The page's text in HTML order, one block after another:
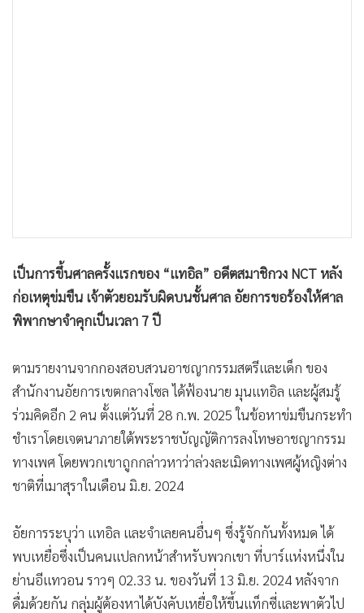
• Factcheck
• ญี่ปุ่น
• News1
• Gotomanager
เป็นการขึ้นศาลครั้งแรกของ “แทอิล” อดีตสมาชิกวง NCT หลัง
ก่อเหตุข่มขืน เจ้าตัวยอมรับผิดบนชั้นศาล อัยการขอร้องให้ศาล
พิพากษาจำคุกเป็นเวลา 7 ปี
ตามรายงานจากกองสอบสวนอาชญากรรมสตรีและเด็ก ของ
สำนักงานอัยการเขตกลางโซล ได้ฟ้องนาย มุนแทอิล และผู้สมรู้
ร่วมคิดอีก 2 คน ตั้งแต่วันที่ 28 ก.พ. 2025 ในข้อหาข่มขืนกระทำ
ชำเราโดยเจตนาภายใต้พระราชบัญญัติการลงโทษอาชญากรรม
ทางเพศ โดยพวกเขาถูกกล่าวหาว่าล่วงละเมิดทางเพศผู้หญิงต่าง
ชาติที่เมาสุราในเดือน มิ.ย. 2024
อัยการระบุว่า แทอิล และจำเลยคนอื่นๆ ซึ่งรู้จักกันทั้งหมด ได้
พบเหยื่อซึ่งเป็นคนแปลกหน้าสำหรับพวกเขา ที่บาร์แห่งหนึ่งใน
ย่านอีแทวอน ราวๆ 02.33 น. ของวันที่ 13 มิ.ย. 2024 หลังจาก
ดื่มด้วยกัน กลุ่มผู้ต้องหาได้บังคับเหยื่อให้ขึ้นแท็กซี่และพาตัวไป